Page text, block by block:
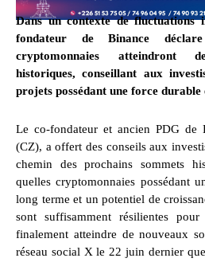
Dans un contexte de fluctuations
fondateur de Binance
cryptomonnaies atteindront
historiques, conseillant aux
projets possédant une force
Le co-fondateur et ancien PDG de
(CZ), a offert des conseils aux
chemin des prochains sommets
quelles cryptomonnaies possédant
long terme et un potentiel de
sont suffisamment résilientes
finalement atteindre de nouveaux
réseau social X le 22 juin dernier